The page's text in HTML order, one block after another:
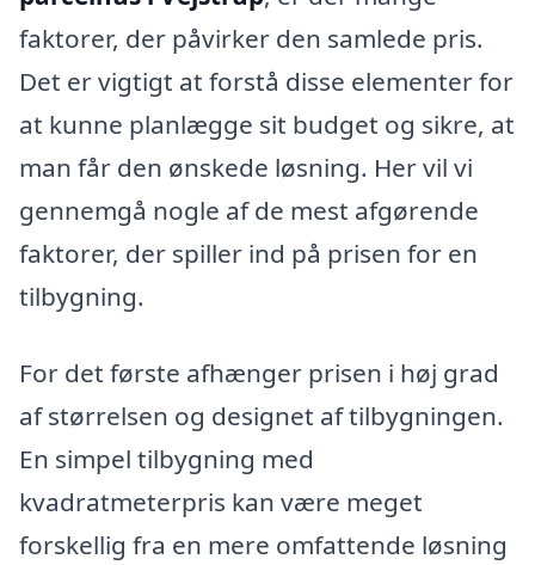
faktorer, der påvirker den samlede pris.
Det er vigtigt at forstå disse elementer for
at kunne planlægge sit budget og sikre, at
man får den ønskede løsning. Her vil vi
gennemgå nogle af de mest afgørende
faktorer, der spiller ind på prisen for en
tilbygning.
For det første afhænger prisen i høj grad
af størrelsen og designet af tilbygningen.
En simpel tilbygning med
kvadratmeterpris kan være meget
forskellig fra en mere omfattende løsning